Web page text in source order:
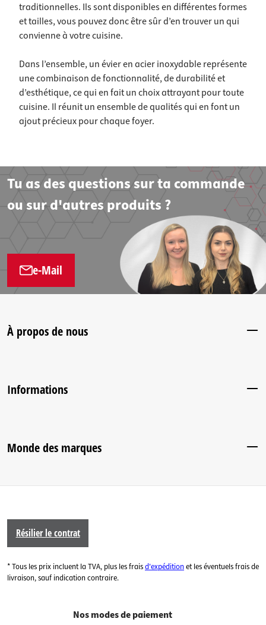
traditionnelles. Ils sont disponibles en différentes formes
et tailles, vous pouvez donc être sûr d’en trouver un qui
convienne à votre cuisine.
Dans l’ensemble, un évier en acier inoxydable représente
une combinaison de fonctionnalité, de durabilité et
d’esthétique, ce qui en fait un choix attrayant pour toute
cuisine. Il réunit un ensemble de qualités qui en font un
ajout précieux pour chaque foyer.
Tu as des questions sur ta commande
ou sur d'autres produits ?
e-Mail
À propos de nous
Informations
Monde des marques
Résilier le contrat
* Tous les prix incluent la TVA, plus les fraisd'expéditionet les éventuels frais de
livraison, sauf indication contraire.
Nos modes de paiement